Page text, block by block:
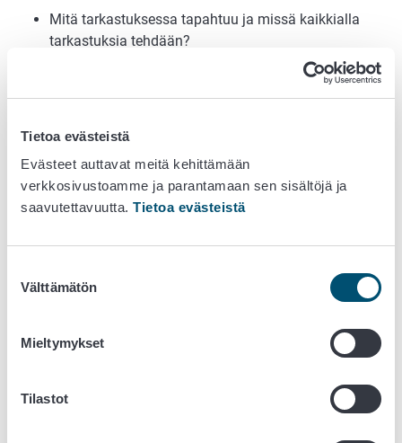
Tietoa evästeistä
Evästeet auttavat meitä kehittämään
verkkosivustoamme ja parantamaan sen sisältöjä ja
saavutettavuutta. Tietoa evästeistä
valinta
Välttämätön
Mieltymykset
Tilastot
Mitä tarkastuksessa tapahtuu ja missä kaikkialla
tarkastuksia tehdään?
Katso Kasvintarkastajan matkassa -videot
Blogit: Kasvinterveysasiaa eri
näkökulmista
Klikkaa blogeihin tästä
varhaiskasvatukseen, peruskouluihin
säädellyistä kasvintuhoojista